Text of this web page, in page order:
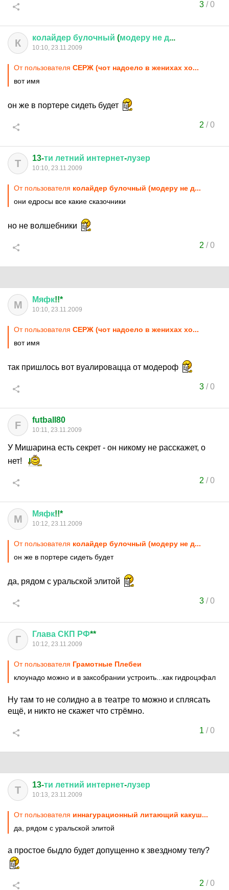
3/0
К колайдер булочный (модеру не д...
10:10, 23.11.2009
От пользователя СЕРЖ (чот надоело в женихах хо...
вот имя
он же в портере сидеть будет
2 /0
Т 13-ти летний интернет-лузер
10:10, 23.11.2009
От пользователя колайдер булочный (модеру не д...
они едросы все какие сказочники
но не волшебники
2 /0
М Мяфк!!*
10:10, 23.11.2009
От пользователя СЕРЖ (чот надоело в женихах хо...
вот имя
так пришлось вот вуалировацца от модероф
3/0
F futball80
10:11, 23.11.2009
У Мишарина есть секрет - он никому не расскажет, о
нет!
2 /0
М Мяфк!!*
10:12, 23.11.2009
От пользователя колайдер булочный (модеру не д...
он же в портере сидеть будет
да, рядом с уральской элитой
3/0
Г Глава СКП РФ**
10:12, 23.11.2009
От пользователя Грамотные Плебеи
клоунадо можно и в заксобрании устроить...как гидроцэфал
Ну там то не солидно а в театре то можно и сплясать
ещё, и никто не скажет что стрёмно.
1 /0
Т 13-ти летний интернет-лузер
10:13, 23.11.2009
От пользователя иннагурационный литающий какуш...
да, рядом с уральской элитой
а простое быдло будет допущенно к звездному телу?
2 /0